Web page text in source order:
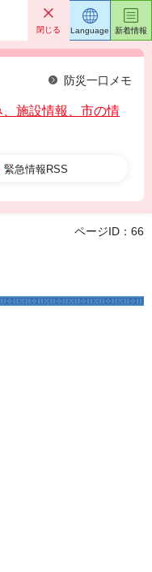
閉じる
防災一口メモ
、施設情報、市の情
緊急情報RSS
Language 新着情報
ページID：66